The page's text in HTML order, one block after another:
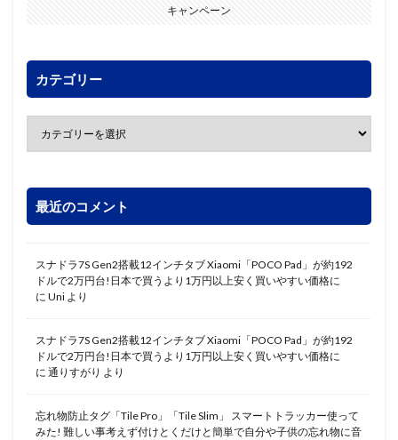
キャンペーン
カテゴリー
最近のコメント
スナドラ7S Gen2搭載12インチタブ Xiaomi「POCO Pad」が約192
ドルで2万円台!日本で買うより1万円以上安く買いやすい価格に
に Uni より
スナドラ7S Gen2搭載12インチタブ Xiaomi「POCO Pad」が約192
ドルで2万円台!日本で買うより1万円以上安く買いやすい価格に
に 通りすがり より
忘れ物防止タグ「Tile Pro」「Tile Slim」 スマートトラッカー使って
みた! 難しい事考えず付けとくだけと簡単で自分や子供の忘れ物に音